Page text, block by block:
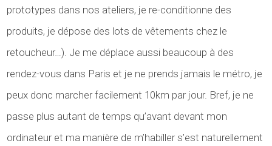
prototypes dans nos ateliers, je re-conditionne des
produits, je dépose des lots de vêtements chez le
retoucheur…). Je me déplace aussi beaucoup à des
rendez-vous dans Paris et je ne prends jamais le métro, je
peux donc marcher facilement 10km par jour. Bref, je ne
passe plus autant de temps qu’avant devant mon
ordinateur et ma manière de m’habiller s’est naturellement